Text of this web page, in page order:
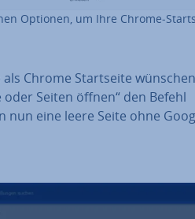
Optionen, um Ihre Chrome-
als Chrome Start­sei­te
Seiten öffnen“ den Befehl
nun eine leere Seite ohne